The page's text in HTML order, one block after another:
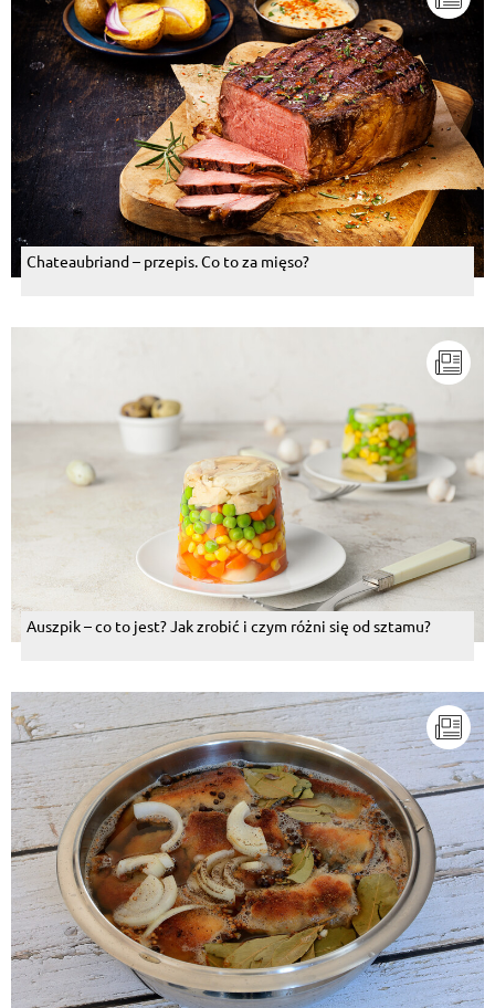
Chateaubriand – przepis. Co to za mięso?
Auszpik – co to jest? Jak zrobić i czym różni się od sztamu?